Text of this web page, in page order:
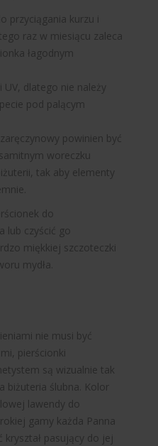
przyciągania kurzu i
raz w miesiącu zaleca
łagodnym
UV, dlatego nie należy
pod palącym
powinien być
woreczku
tak aby elementy
do
lub czyścić go
miękkiej szczoteczki
mydła.
nie musi być
pierścionki
są wizualnie tak
biżuteria ślubna. Kolor
lawendy do
gamy każda Panna
kryształ pasujący do jej